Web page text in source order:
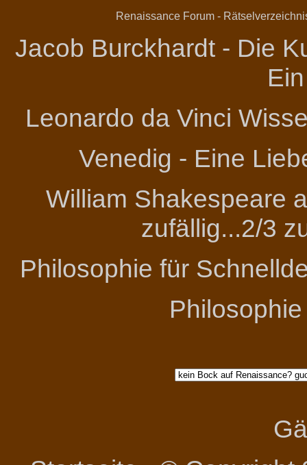
Renaissance Forum-
Jacob Burckhardt - Die
Leonardo da Vinci
Venedig - Eine
William Shakespeare
zufällig...2/3
Philosophie für